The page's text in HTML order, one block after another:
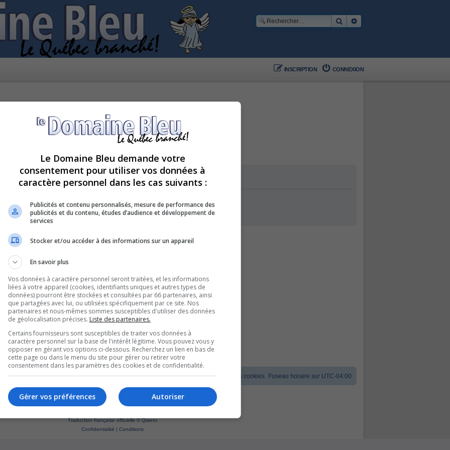
Rechercher
CONNEXION
INSCRIPTION
de ce forum ?
Fuseau horaire sur UTC-04:00
Supprimer les cookies
Original by
Christian 2.0
*Updated to 3.3.x by
Style version: 1.1.8
Traduction française officielle©Qiaeru
Confidentialité | Conditions
Le Domaine Bleu demande votre
consentement pour utiliser vos données à
caractère personnel dans les cas suivants :
Publicités et contenu personnalisés, mesure de performance des
publicités et du contenu, études d’audience et développement de
services
Stocker et/ou accéder à des informations sur un appareil
En savoir plus
Vos données à caractère personnel seront traitées, et les informations
liées à votre appareil (cookies, identifiants uniques et autres types de
données) pourront être stockées et consultées par 66 partenaires, ainsi
que partagées avec lui, ou utilisées spécifiquement par ce site. Nos
partenaires et nous-mêmes sommes susceptibles d'utiliser des données
de géolocalisation précises. Liste des partenaires.
Certains fournisseurs sont susceptibles de traiter vos données à
caractère personnel sur la base de l'intérêt légitime. Vous pouvez vous y
opposer en gérant vos options ci-dessous. Recherchez un lien en bas de
cette page ou dans le menu du site pour gérer ou retirer votre
consentement dans les paramètres des cookies et de confidentialité.
Autoriser
Gérer vos préférences